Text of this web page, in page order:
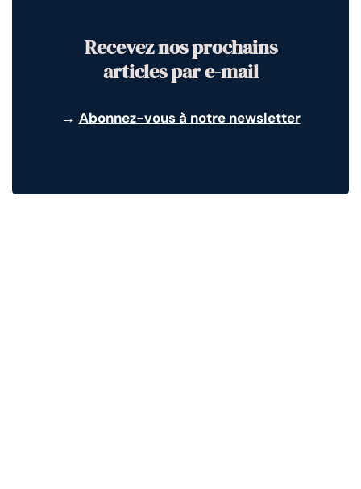
Recevez nos prochains
articles par e-mail
→ Abonnez-vous à notre newsletter